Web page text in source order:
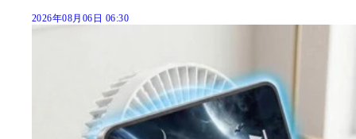
2026年08月06日 06:30